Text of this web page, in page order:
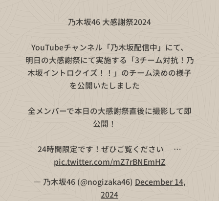
🎊💜乃木坂46 大感謝祭2024💜🎊
YouTubeチャンネル「乃木坂配信中」にて、
明日の大感謝祭にて実施する「3チーム対抗！乃
木坂イントロクイズ！！」のチーム決めの様子
を公開いたしました✨
全メンバーで本日の大感謝祭直後に撮影して即
公開！🎬
24時間限定です！ぜひご覧ください🎁…
pic.twitter.com/mZ7rBNEmHZ
— 乃木坂46 (@nogizaka46) December 14,
2024